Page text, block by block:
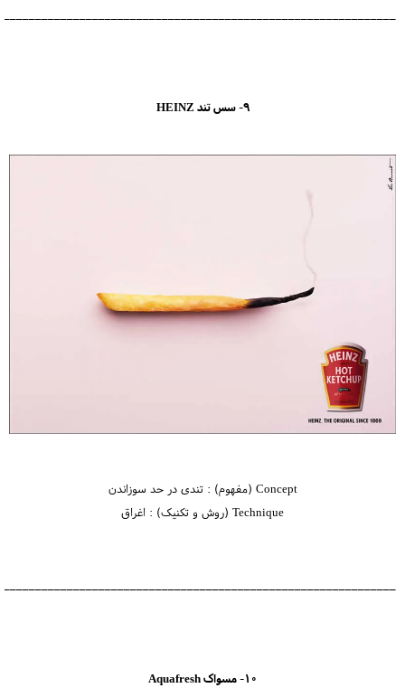
9- سس تند HEINZ
Concept (مفهوم) : تندی در حد سوزاندن
Technique (روش و تکنیک) : اغراق
10- مسواک Aquafresh